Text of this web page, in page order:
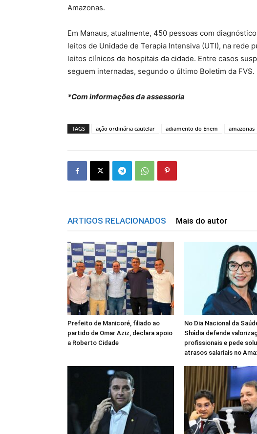
Amazonas.
Em Manaus, atualmente, 450 pessoas com
leitos de Unidade de Terapia Intensiva (UTI), na rede
leitos clínicos de hospitais da cidade. Entre casos
seguem internadas, segundo o último Boletim da FVS.
*Com informações da assessoria
TAGS ação ordinária cautelar adiamento do Enem amazonas
ARTIGOS RELACIONADOS Mais do autor
Prefeito de Manicoré, filiado ao
partido de Omar Aziz, declara apoio
a Roberto Cidade
No Dia Nacional da
Shádia defende
profissionais e pede
atrasos salariais no